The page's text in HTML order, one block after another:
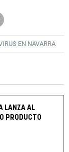
EN NAVARRA
LANZA AL
PRODUCTO